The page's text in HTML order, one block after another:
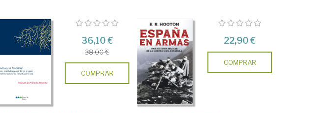
36,10 €
38,00 €
COMPRAR
22,90 €
COMPRAR